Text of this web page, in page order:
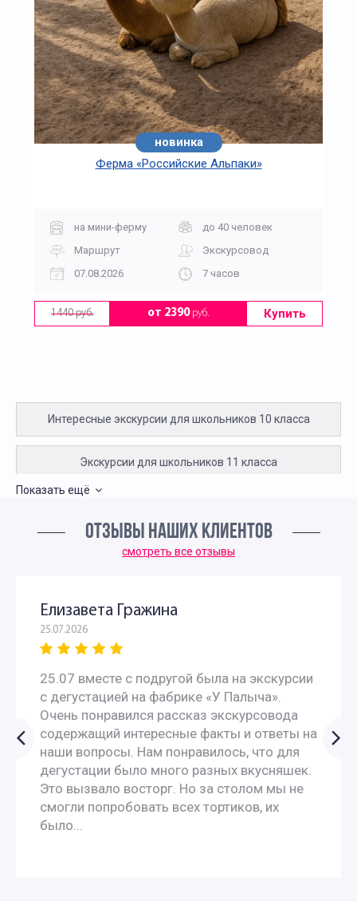
новинка
Ферма «Российские Альпаки»
на мини-ферму
до 40 человек
Маршрут
Экскурсовод
07.08.2026
7 часов
1440 руб. от 2390руб. Купить
Интересные экскурсии для школьников 10 класса
Экскурсии для школьников 11 класса
Москве
Однодневные экскурсии для школьников
Познавательные экскурсии для школьников
Экскурсии для школьников средних классов
Показать ещё
ОТЗЫВЫ НАШИХ КЛИЕНТОВ
смотреть все отзывы
Елизавета Гражина
25.07.2026
25.07 вместе с подругой была на экскурсии
с дегустацией на фабрике «У Палыча».
Очень понравился рассказ экскурсовода
содержащий интересные факты и ответы на
наши вопросы. Нам понравилось, что для
дегустации было много разных вкусняшек.
Это вызвало восторг. Но за столом мы не
смогли попробовать всех тортиков, их
было...